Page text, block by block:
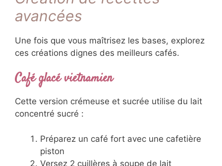
avancées
Une fois que vous maîtrisez les bases, explorez
ces créations dignes des meilleurs cafés.
Café glacé vietnamien
Cette version crémeuse et sucrée utilise du lait
concentré sucré :
Préparez un café fort avec une cafetière
piston
Versez 2 cuillères à soupe de lait